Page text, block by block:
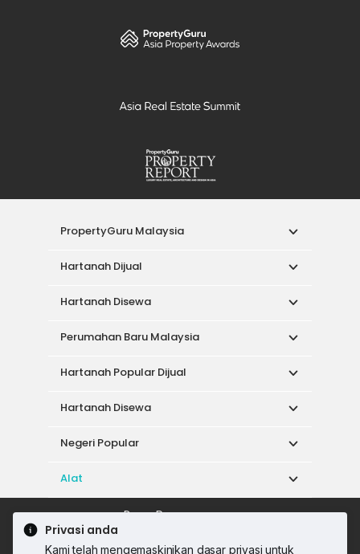
Privasi anda
Kami telah mengemaskinikan dasar privasi untuk
PropertyGuru Malaysia
Hartanah Dijual
Hartanah Disewa
Perumahan Baru Malaysia
Hartanah Popular Dijual
Hartanah Disewa
Negeri Popular
Alat
Dasar Penggunaan
Syarat Perkhidmatan